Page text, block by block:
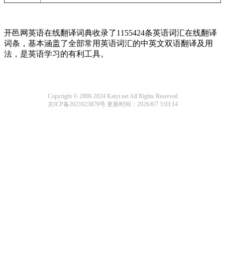
开邑网英语在线翻译词典收录了1155424条英语词汇在线翻译
词条，基本涵盖了全部常用英语词汇的中英文双语翻译及用
法，是英语学习的有利工具。
Copyright © 2000-2024 Kaiyi.net All Rights Reserved
京ICP备2021023879号更新时间：2026/8/7 3:03:14